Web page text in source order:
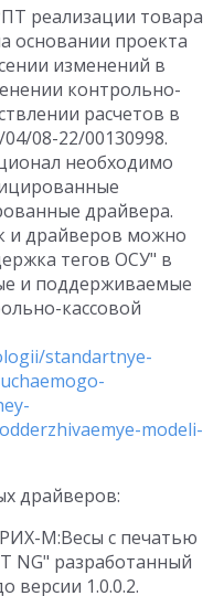
реализации товара
основании проекта
изменений в
контрольно-
расчетов в
08-22/00130998.
необходимо
драйвера.
и драйверов можно
тегов ОСУ" в
и поддерживаемые
кассовой
standartnye-
modeli-
драйверов:
М:Весы с печатью
разработанный
1.0.0.2.